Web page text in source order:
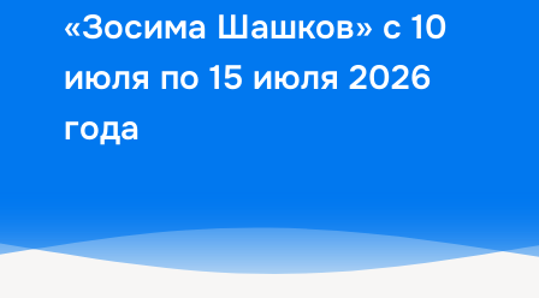
«Зосима Шашков» с 10
июля по 15 июля 2026
года